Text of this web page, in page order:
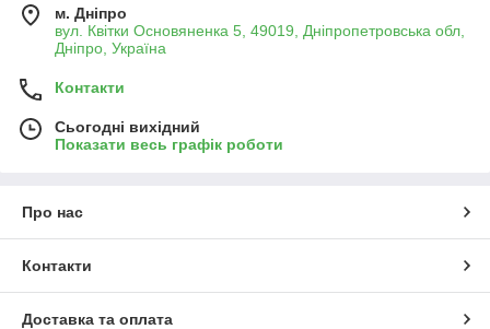
м. Дніпро
вул. Квітки Основяненка 5, 49019, Дніпропетровська обл,
Дніпро, Україна
Контакти
Сьогодні вихідний
Показати весь графік роботи
Про нас
Контакти
Доставка та оплата